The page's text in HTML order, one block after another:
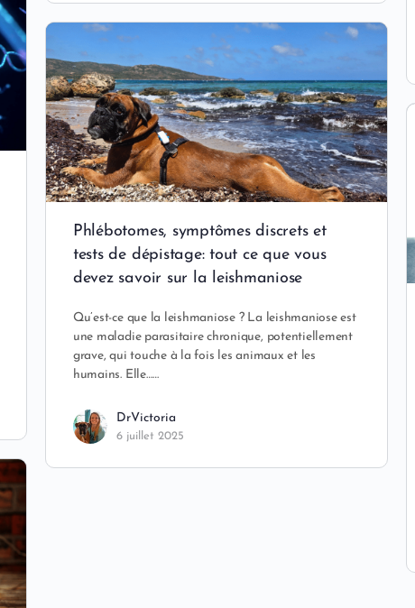
Phlébotomes, symptômes discrets et
tests de dépistage: tout ce que vous
devez savoir sur la leishmaniose
Qu’est-ce que la leishmaniose ? La leishmaniose est
une maladie parasitaire chronique, potentiellement
grave, qui touche à la fois les animaux et les
humains. Elle……
DrVictoria
6 juillet 2025